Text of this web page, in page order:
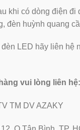
khi có dòng điện
đèn huỳnh quang
LED hãy liên hệ
vui lòng liên hệ:
TM DV AZAKY